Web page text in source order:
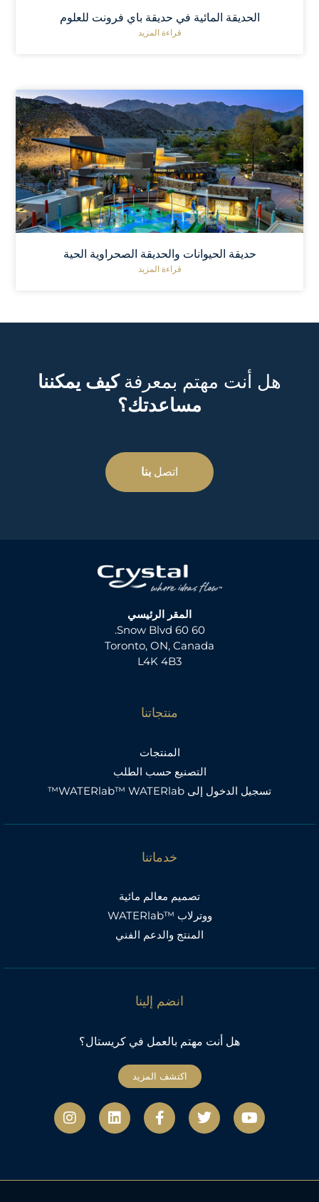
الحديقة المائية في حديقة باي فرونت للعلوم
قراءة المزيد
حديقة الحيوانات والحديقة الصحراوية الحية
قراءة المزيد
هل أنت مهتم بمعرفةكيف يمكننا
مساعدتك؟
اتصل بنا
المقر الرئيسي
60 60 Snow Blvd.
Toronto, ON, Canada
L4K 4B3
منتجاتنا
المنتجات
التصنيع حسب الطلب
تسجيل الدخول إلى WATERlab™ WATERlab™
خدماتنا
تصميم معالم مائية
ووترلاب ™WATERlab
المنتج والدعم الفني
انضم إلينا
هل أنت مهتم بالعمل في كريستال؟
اكتشف المزيد
ي
و
ت
ب
ت
و
ي
ف
ي
س
ك
ل
ي
ن
إ
ا
ن
س
ر